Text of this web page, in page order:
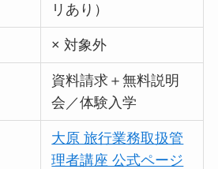
リあり）
× 対象外
資料請求＋無料説明
会／体験入学
大原 旅行業務取扱管
理者講座 公式ページ